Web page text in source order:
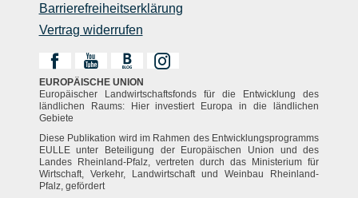
Barrierefreiheitserklärung
Vertrag widerrufen
EUROPÄISCHE UNION
Europäischer Landwirtschaftsfonds für die Entwicklung des
ländlichen Raums: Hier investiert Europa in die ländlichen
Gebiete
Diese Publikation wird im Rahmen des Entwicklungsprogramms
EULLE unter Beteiligung der Europäischen Union und des
Landes Rheinland-Pfalz, vertreten durch das Ministerium für
Wirtschaft, Verkehr, Landwirtschaft und Weinbau Rheinland-
Pfalz, gefördert